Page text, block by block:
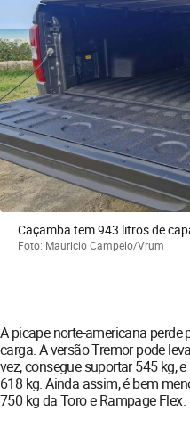
Caçamba tem 943 litros de
Foto: Mauricio Campelo/Vrum
A picape norte-americana
carga. A versão Tremor pode
vez, consegue suportar 545 kg,
618 kg. Ainda assim, é bem
750 kg da Toro e Rampage Flex.